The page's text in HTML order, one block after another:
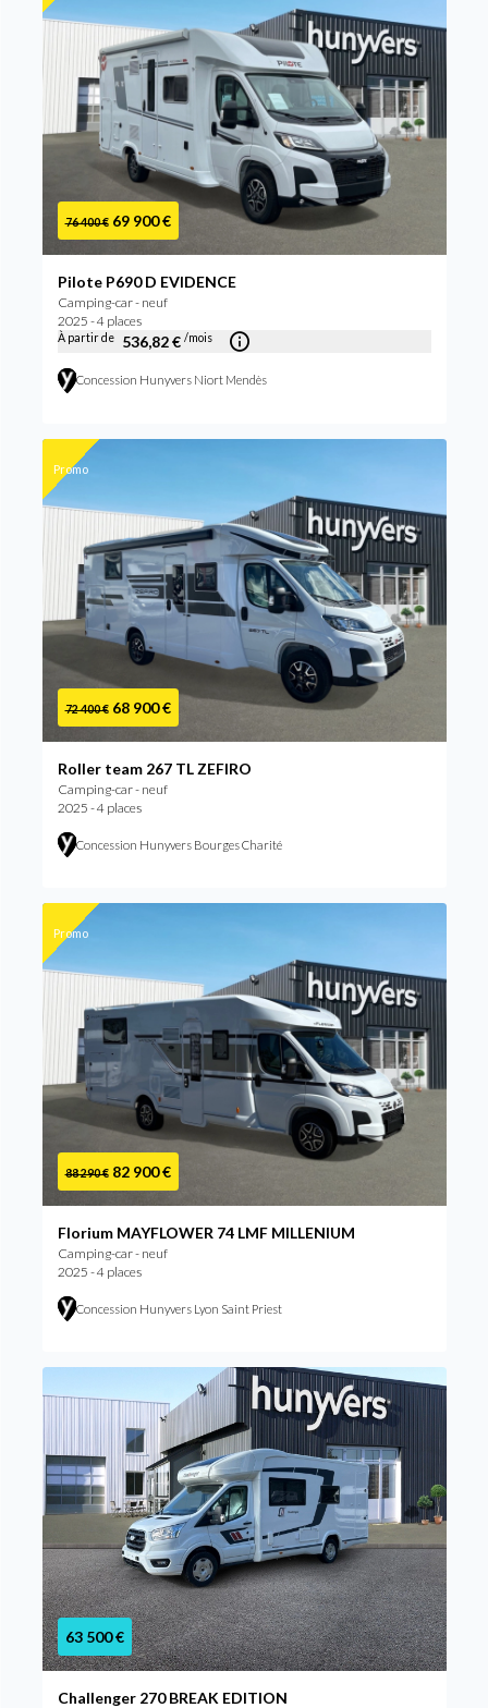
76 400 € 69 900 €
Pilote P690 D EVIDENCE
Camping-car - neuf
2025 - 4 places
À partir de 536,82 € /mois
Concession Hunyvers Niort Mendès
Promo
72 400 € 68 900 €
Roller team 267 TL ZEFIRO
Camping-car - neuf
2025 - 4 places
Concession Hunyvers Bourges Charité
Promo
88 290 € 82 900 €
Florium MAYFLOWER 74 LMF MILLENIUM
Camping-car - neuf
2025 - 4 places
Concession Hunyvers Lyon Saint Priest
63 500 €
Challenger 270 BREAK EDITION